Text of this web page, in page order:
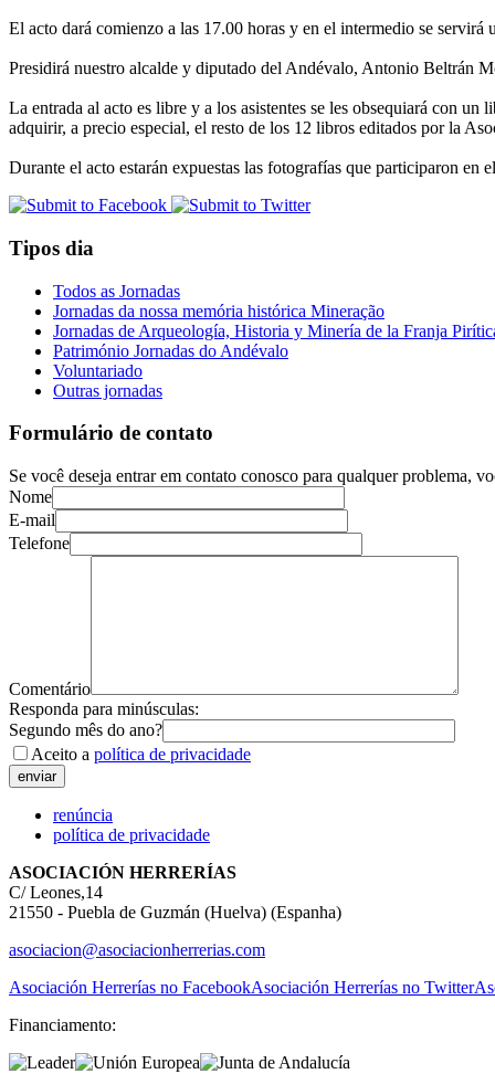
El acto dará comienzo a las 17.00 horas y en el intermedio se servirá
Presidirá nuestro alcalde y diputado del Andévalo, Antonio Beltrán
La entrada al acto es libre y a los asistentes se les obsequiará con
adquirir, a precio especial, el resto de los 12 libros editados por la
Durante el acto estarán expuestas las fotografías que participaron
Tipos dia
Todos as Jornadas
Jornadas da nossa memória histórica Mineração
Jornadas de Arqueología, Historia y Minería de la Franja
Património Jornadas do Andévalo
Voluntariado
Outras jornadas
Formulário de contato
Se você deseja entrar em contato conosco para qualquer problema,
Nome
E-mail
Telefone
Comentário
Responda para minúsculas:
Segundo mês do ano?
Aceito a política de privacidade
renúncia
política de privacidade
ASOCIACIÓN HERRERÍAS
C/ Leones,14
21550 - Puebla de Guzmán (Huelva) (Espanha)
asociacion@asociacionherrerias.com
Asociación Herrerías no FacebookAsociación Herrerías no Twitter
Financiamento: